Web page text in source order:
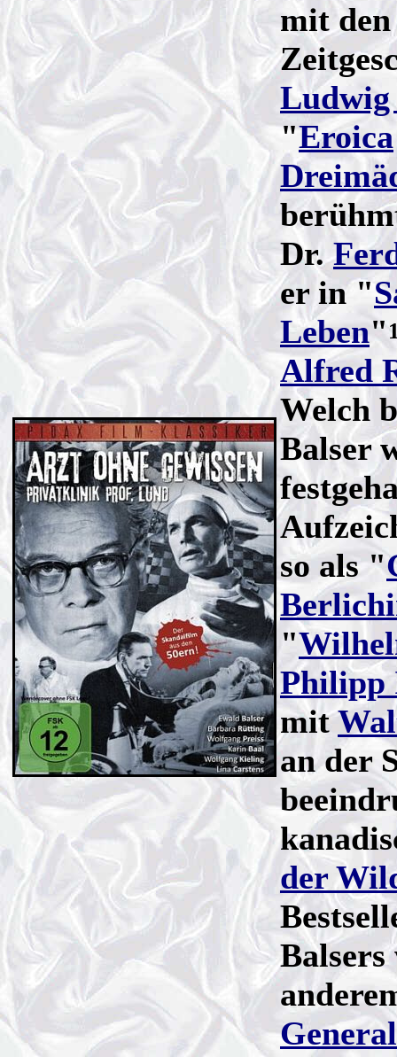
mit
Ludwig
"Eroica
Dr.
er in "
Leben"
Alfred
Welch
Balser
so als "
"
Philipp
mit
an der
der
General